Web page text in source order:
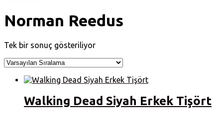
Norman Reedus
Tek bir sonuç gösteriliyor
Walking Dead Siyah Erkek Tişört